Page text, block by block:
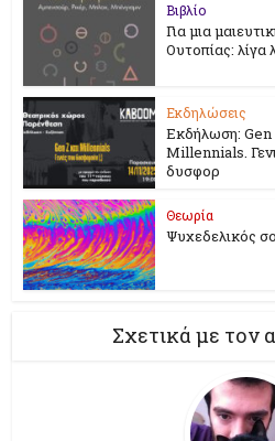
Βιβλίο
Για μια
Ουτοπίας: λίγα
Εκδηλώσεις
Εκδήλωση: Gen
Millennials.
δυσφορ
Θεωρία
Ψυχεδελικός
Σχετικά με τον